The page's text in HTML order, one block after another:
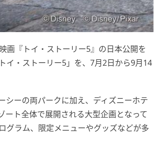
画『トイ・ストーリー5』の日本公開を
イ・ストーリー5」を、7月2日から9月14
シーの両パークに加え、ディズニーホテ
ート全体で展開される大型企画となって
グラム、限定メニューやグッズなどが多